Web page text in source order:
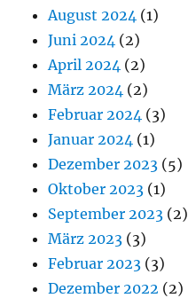
August 2024 (1)
Juni 2024 (2)
April 2024 (2)
März 2024 (2)
Februar 2024 (3)
Januar 2024 (1)
Dezember 2023 (5)
Oktober 2023 (1)
September 2023 (2)
März 2023 (3)
Februar 2023 (3)
Dezember 2022 (2)